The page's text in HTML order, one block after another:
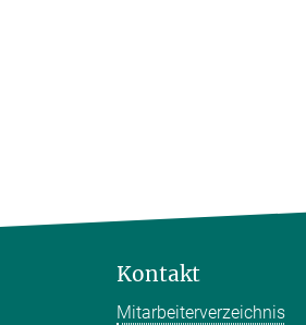
Kontakt
Mitarbeiterverzeichnis